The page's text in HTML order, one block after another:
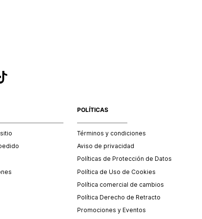
POLÍTICAS
Términos y condiciones
Aviso de privacidad
Políticas de Protección de Datos
Política de Uso de Cookies
Política comercial de cambios
Política Derecho de Retracto
Promociones y Eventos